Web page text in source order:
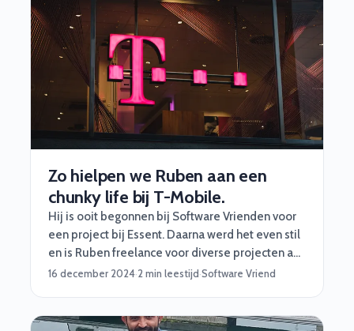
Zo hielpen we Ruben aan een
chunky life bij T-Mobile.
Hij is ooit begonnen bij Software Vrienden voor
een project bij Essent. Daarna werd het even stil
en is Ruben freelance voor diverse projecten aan
de slag gegaan. Niet voor ons (#%*$&@!!).
16 december 2024·2 min leestijd·Software Vriend